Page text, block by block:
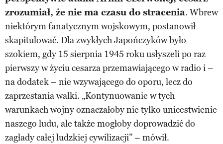
zrozumiał, że nie ma czasu do stracenia. Wbrew
niektórym fanatycznym wojskowym, postanowił
skapitulować. Dla zwykłych Japończyków było
szokiem, gdy 15 sierpnia 1945 roku usłyszeli po raz
pierwszy w życiu cesarza przemawiającego w radio i –
na dodatek – nie wzywającego do oporu, lecz do
zaprzestania walki. „Kontynuowanie w tych
warunkach wojny oznaczałoby nie tylko unicestwienie
naszego ludu, ale także mogłoby doprowadzić do
zagłady całej ludzkiej cywilizacji” – mówił.